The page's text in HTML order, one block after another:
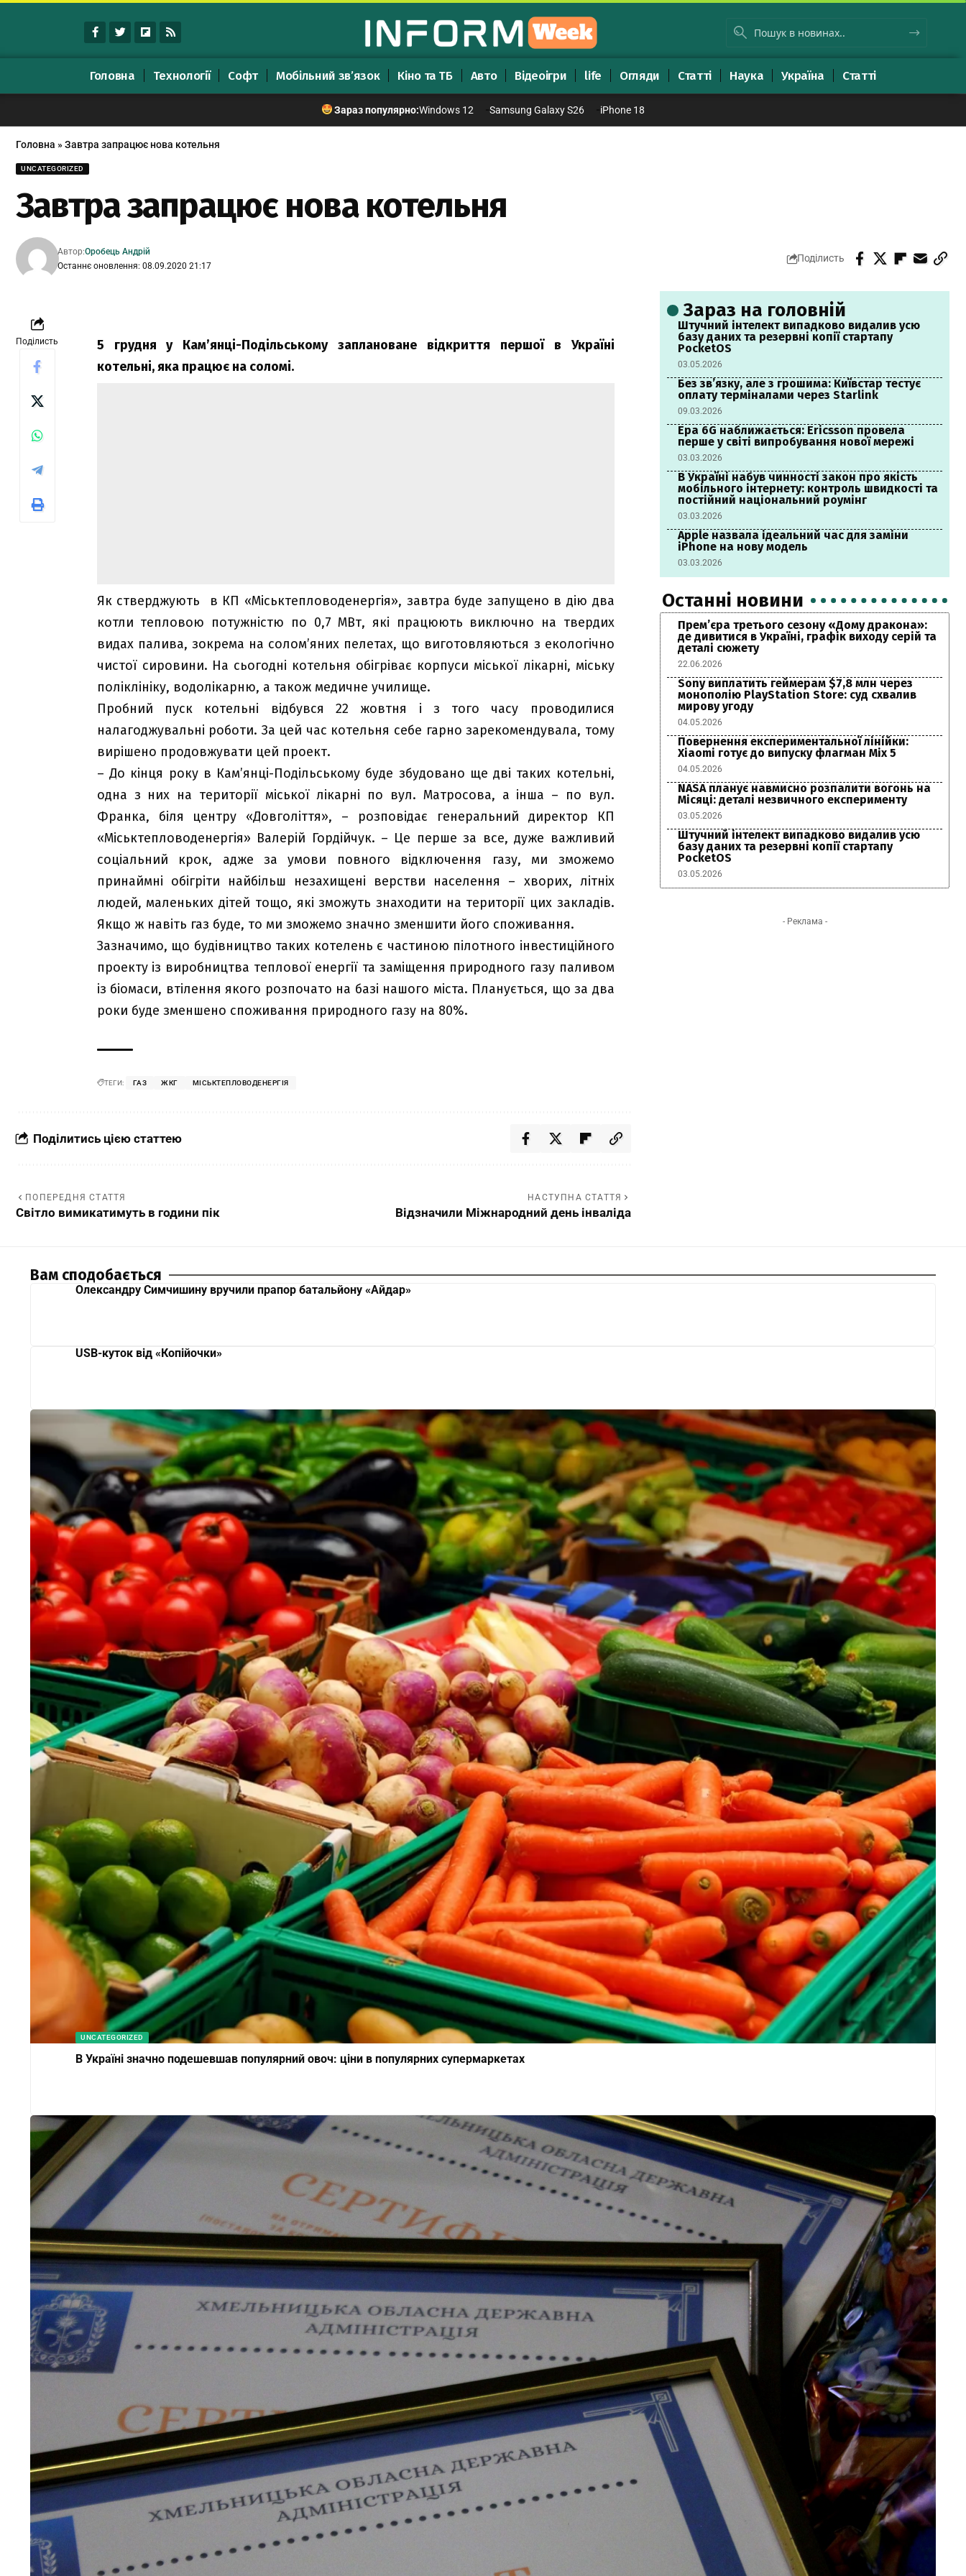
Головна Технології Софт Мобільний зв’язок Кіно та ТБ Авто Відеоігри life Огляди Статті Наука Україна Статті
Зараз популярно:Windows 12 Samsung Galaxy S26 iPhone 18
Головна »Завтра запрацює нова котельня
UNCATEGORIZED
Завтра запрацює нова котельня
Останнє оновлення: 08.09.2020 21:17
Автор:Оробець Андрій
Поділисть
Поділисть
5 грудня у Кам’янці-Подільському заплановане відкриття першої в Україні
котельні, яка працює на соломі.
Як стверджують в КП «Міськтепловоденергія», завтра буде запущено в дію два
котли тепловою потужністю по 0,7 МВт, які працюють виключно на твердих
видах палива, зокрема на солом’яних пелетах, що виготовляються з екологічно
чистої сировини. На сьогодні котельня обігріває корпуси міської лікарні, міську
поліклініку, водолікарню, а також медичне училище.
Пробний пуск котельні відбувся 22 жовтня і з того часу проводилися
налагоджувальні роботи. За цей час котельня себе гарно зарекомендувала, тому
вирішено продовжувати цей проект.
– До кінця року в Кам’янці-Подільському буде збудовано ще дві таких котельні,
одна з них на території міської лікарні по вул. Матросова, а інша – по вул.
Франка, біля центру «Довголіття», – розповідає генеральний директор КП
«Міськтепловоденергія» Валерій Гордійчук. – Це перше за все, дуже важливий
соціальний крок, адже за умови повного відключення газу, ми зможемо
принаймні обігріти найбільш незахищені верстви населення – хворих, літніх
людей, маленьких дітей тощо, які зможуть знаходити на території цих закладів.
Якщо ж навіть газ буде, то ми зможемо значно зменшити його споживання.
Зазначимо, що будівництво таких котелень є частиною пілотного інвестиційного
проекту із виробництва теплової енергії та заміщення природного газу паливом
із біомаси, втілення якого розпочато на базі нашого міста. Планується, що за два
роки буде зменшено споживання природного газу на 80%.
ТЕГИ: ГАЗ ЖКГ МІСЬКТЕПЛОВОДЕНЕРГІЯ
Поділитись цією статтею
ПОПЕРЕДНЯ СТАТТЯ
Світло вимикатимуть в години пік
НАСТУПНА СТАТТЯ
Відзначили Міжнародний день інваліда
Зараз на головній
Штучний інтелект випадково видалив усю
базу даних та резервні копії стартапу
PocketOS
03.05.2026
Без зв’язку, але з грошима: Київстар тестує
оплату терміналами через Starlink
09.03.2026
Ера 6G наближається: Ericsson провела
перше у світі випробування нової мережі
03.03.2026
В Україні набув чинності закон про якість
мобільного інтернету: контроль швидкості та
постійний національний роумінг
03.03.2026
Apple назвала ідеальний час для заміни
iPhone на нову модель
03.03.2026
Останні новини
Прем’єра третього сезону «Дому дракона»:
де дивитися в Україні, графік виходу серій та
деталі сюжету
22.06.2026
Sony виплатить геймерам $7,8 млн через
монополію PlayStation Store: суд схвалив
мирову угоду
04.05.2026
Повернення експериментальної лінійки:
Xiaomi готує до випуску флагман Mix 5
04.05.2026
NASA планує навмисно розпалити вогонь на
Місяці: деталі незвичного експерименту
03.05.2026
Штучний інтелект випадково видалив усю
базу даних та резервні копії стартапу
PocketOS
03.05.2026
- Реклама -
Вам сподобається
Олександру Симчишину вручили прапор батальйону «Айдар»
USB-куток від «Копійочки»
UNCATEGORIZED
В Україні значно подешевшав популярний овоч: ціни в популярних супермаркетах